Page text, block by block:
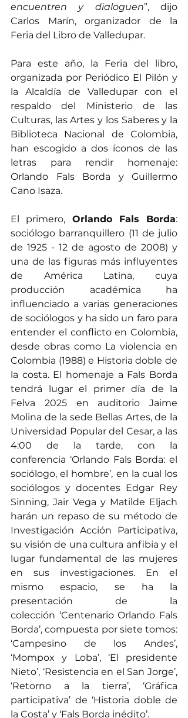
encuentren y dialoguen”, dijo
Carlos Marín, organizador de la
Feria del Libro de Valledupar.
Para este año, la Feria del libro,
organizada por Periódico El Pilón y
la Alcaldía de Valledupar con el
respaldo del Ministerio de las
Culturas, las Artes y los Saberes y la
Biblioteca Nacional de Colombia,
han escogido a dos íconos de las
letras para rendir homenaje:
Orlando Fals Borda y Guillermo
Cano Isaza.
El primero, Orlando Fals Borda:
sociólogo barranquillero (11 de julio
de 1925 - 12 de agosto de 2008) y
una de las figuras más influyentes
de América Latina, cuya
producción académica ha
influenciado a varias generaciones
de sociólogos y ha sido un faro para
entender el conflicto en Colombia,
desde obras como La violencia en
Colombia (1988) e Historia doble de
la costa. El homenaje a Fals Borda
tendrá lugar el primer día de la
Felva 2025 en auditorio Jaime
Molina de la sede Bellas Artes, de la
Universidad Popular del Cesar, a las
4:00 de la tarde, con la
conferencia ‘Orlando Fals Borda: el
sociólogo, el hombre’, en la cual los
sociólogos y docentes Edgar Rey
Sinning, Jair Vega y Matilde Eljach
harán un repaso de su método de
Investigación Acción Participativa,
su visión de una cultura anfibia y el
lugar fundamental de las mujeres
en sus investigaciones. En el
mismo espacio, se ha la
presentación de la
colección ‘Centenario Orlando Fals
Borda’, compuesta por siete tomos:
‘Campesino de los Andes’,
‘Mompox y Loba’, ‘El presidente
Nieto’, ‘Resistencia en el San Jorge’,
‘Retorno a la tierra’, ‘Gráfica
participativa’ de ‘Historia doble de
la Costa’ y ‘Fals Borda inédito’.